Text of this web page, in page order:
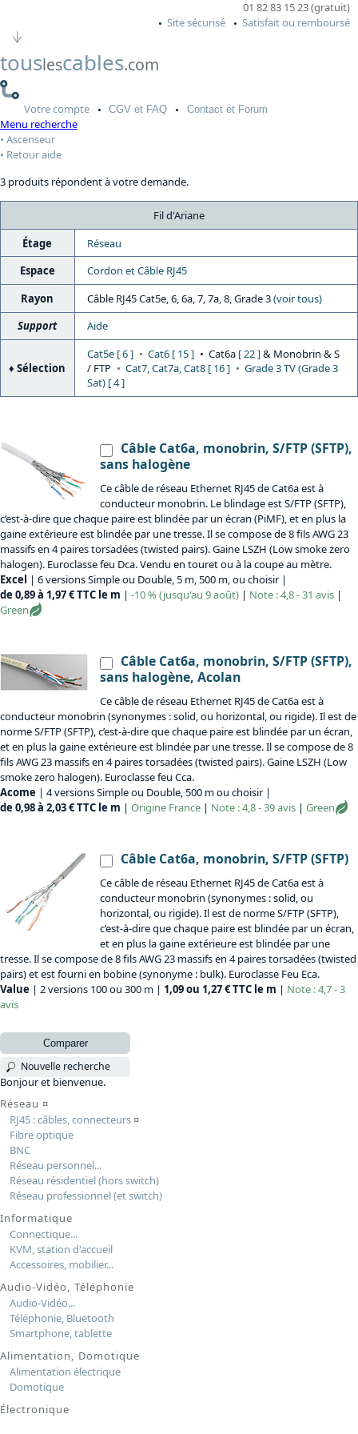
01 82 83 15 23 (gratuit)
Site sécurisé
Satisfait ou remboursé
touslescables.com
Votrecompte CGV et FAQ Contactet Forum
Menu recherche
Ascenseur
Retour aide
3 produits répondent à votre demande.
Fil d'Ariane
Étage
Réseau
Espace
Cordon et Câble RJ45
Rayon
Câble RJ45 Cat5e, 6, 6a, 7, 7a, 8, Grade 3(voir tous)
Support
Aide
Sélection
Cat5e [ 6 ] Cat6 [ 15 ] Cat6a [ 22 ]& Monobrin & S
/ FTP
Cat7, Cat7a, Cat8 [ 16 ]
Grade 3 TV (Grade 3
Sat) [ 4 ]
Câble Cat6a, monobrin, S/FTP (SFTP),
sans halogène
Ce câble de réseau Ethernet RJ45 de Cat6a est à
conducteur monobrin. Le blindage est S/FTP (SFTP),
c’est-à-dire que chaque paire est blindée par un écran (PiMF), et en plus la
gaine extérieure est blindée par une tresse. Il se compose de 8 fils AWG 23
massifs en 4 paires torsadées (twisted pairs). Gaine LSZH (Low smoke zero
halogen). Euroclasse feu Dca. Vendu en touret ou à la coupe au mètre.
Excel | 6 versions Simple ou Double, 5 m, 500 m, ou choisir |
de 0,89 à 1,97 € TTC le m | -10 % (jusqu'au 9 août) | Note : 4,8 - 31 avis |
Green
Câble Cat6a, monobrin, S/FTP (SFTP),
sans halogène, Acolan
Ce câble de réseau Ethernet RJ45 de Cat6a est à
conducteur monobrin (synonymes : solid, ou horizontal, ou rigide). Il est de
norme S/FTP (SFTP), c’est-à-dire que chaque paire est blindée par un écran,
et en plus la gaine extérieure est blindée par une tresse. Il se compose de 8
fils AWG 23 massifs en 4 paires torsadées (twisted pairs). Gaine LSZH (Low
smoke zero halogen). Euroclasse feu Cca.
Acome | 4 versions Simple ou Double, 500 m ou choisir |
de 0,98 à 2,03 € TTC le m | Origine France | Note : 4,8 - 39 avis | Green
Câble Cat6a, monobrin, S/FTP (SFTP)
Ce câble de réseau Ethernet RJ45 de Cat6a est à
conducteur monobrin (synonymes : solid, ou
horizontal, ou rigide). Il est de norme S/FTP (SFTP),
c’est-à-dire que chaque paire est blindée par un écran,
et en plus la gaine extérieure est blindée par une
tresse. Il se compose de 8 fils AWG 23 massifs en 4 paires torsadées (twisted
pairs) et est fourni en bobine (synonyme : bulk). Euroclasse Feu Eca.
Value | 2 versions 100 ou 300 m | 1,09 ou 1,27 € TTC le m | Note : 4,7 - 3
avis
Comparer
Nouvelle recherche
Bonjour et bienvenue.
Réseau ¤
RJ45 : câbles, connecteurs¤
Fibre optique
BNC
Réseau personnel...
Réseau résidentiel (hors switch)
Réseau professionnel (et switch)
Informatique
Connectique...
KVM, station d'accueil
Accessoires, mobilier...
Audio-Vidéo, Téléphonie
Audio-Vidéo...
Téléphonie, Bluetooth
Smartphone, tablette
Alimentation, Domotique
Alimentation électrique
Domotique
Électronique